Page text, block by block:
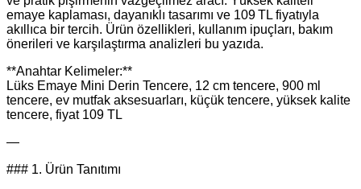
emaye kaplaması, dayanıklı tasarımı ve 109 TL fiyatıyla
akıllıca bir tercih. Ürün özellikleri, kullanım ipuçları, bakım
önerileri ve karşılaştırma analizleri bu yazıda.
**Anahtar Kelimeler:**
Lüks Emaye Mini Derin Tencere, 12 cm tencere, 900 ml
tencere, ev mutfak aksesuarları, küçük tencere, yüksek kalite
tencere, fiyat 109 TL
—
### 1. Ürün Tanıtımı